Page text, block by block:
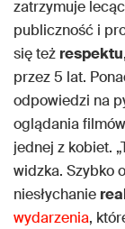
zatrzymuje
publiczność i
się też respektu
przez 5 lat.
odpowiedzi na
oglądania
jednej z kobiet.
widzka. Szybko
niesłychanie
wydarzenia,